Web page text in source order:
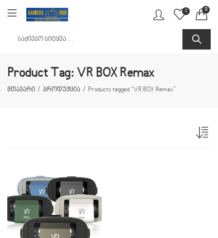
0 0
Product Tag: VR BOX Remax
მთავარი პროდუქცია Products tagged “VR BOX Remax”